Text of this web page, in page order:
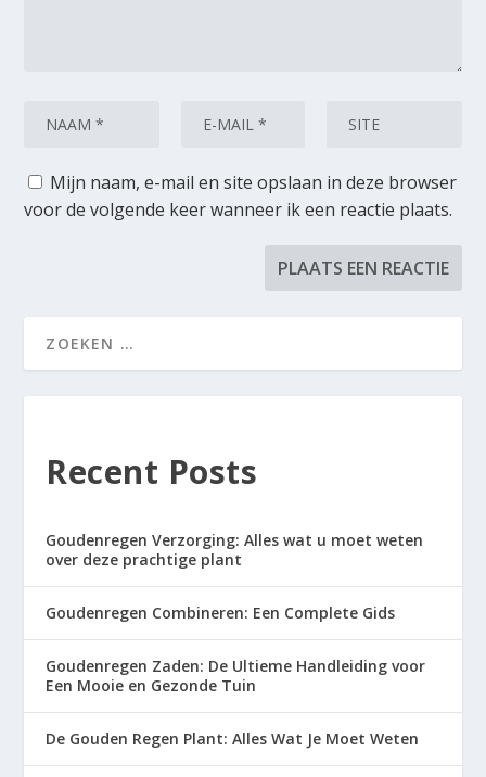
Mijn naam, e-mail en site opslaan in deze browser
voor de volgende keer wanneer ik een reactie plaats.
Recent Posts
Goudenregen Verzorging: Alles wat u moet weten
over deze prachtige plant
Goudenregen Combineren: Een Complete Gids
Goudenregen Zaden: De Ultieme Handleiding voor
Een Mooie en Gezonde Tuin
De Gouden Regen Plant: Alles Wat Je Moet Weten